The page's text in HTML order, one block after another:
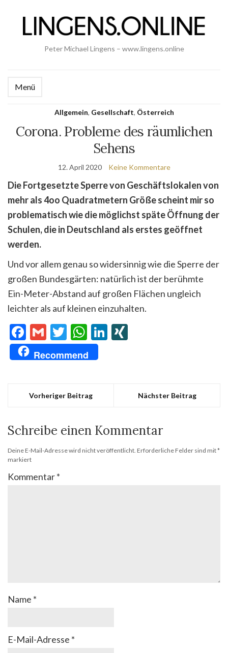
Peter Michael Lingens – www.lingens.online
Menü
Allgemein, Gesellschaft, Österreich
Corona. Probleme des räumlichen
Sehens
12. April 2020 Keine Kommentare
Die Fortgesetzte Sperre von Geschäftslokalen von
mehr als 4oo Quadratmetern Größe scheint mir so
problematisch wie die möglichst späte Öffnung der
Schulen, die in Deutschland als erstes geöffnet
werden.
Und vor allem genau so widersinnig wie die Sperre der
großen Bundesgärten: natürlich ist der berühmte
Ein-Meter-Abstand auf großen Flächen ungleich
leichter als auf kleinen einzuhalten.
Facebook
GmailTwitter
WhatsApp
LinkedIn
Recommend
Vorheriger Beitrag Nächster Beitrag
Schreibe einen Kommentar
Deine E-Mail-Adresse wird nicht veröffentlicht. Erforderliche Felder sind mit*
markiert
Kommentar*
Name *
E-Mail-Adresse *